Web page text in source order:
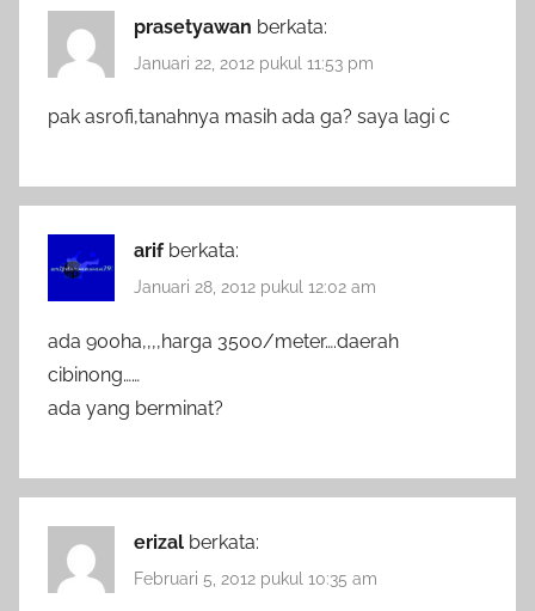
prasetyawan berkata:
Januari 22, 2012 pukul 11:53 pm
pak asrofi,tanahnya masih ada ga? saya lagi c
arif berkata:
Januari 28, 2012 pukul 12:02 am
ada 900ha,,,,harga 3500/meter….daerah
cibinong……
ada yang berminat?
erizal berkata:
Februari 5, 2012 pukul 10:35 am